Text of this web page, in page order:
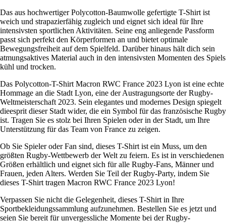
Das aus hochwertiger Polycotton-Baumwolle gefertigte T-Shirt ist
weich und strapazierfähig zugleich und eignet sich ideal für Ihre
intensivsten sportlichen Aktivitäten. Seine eng anliegende Passform
passt sich perfekt den Körperformen an und bietet optimale
Bewegungsfreiheit auf dem Spielfeld. Darüber hinaus hält dich sein
atmungsaktives Material auch in den intensivsten Momenten des Spiels
kühl und trocken.
Das Polycotton-T-Shirt Macron RWC France 2023 Lyon ist eine echte
Hommage an die Stadt Lyon, eine der Austragungsorte der Rugby-
Weltmeisterschaft 2023. Sein elegantes und modernes Design spiegelt
dieesprit dieser Stadt wider, die ein Symbol für das französische Rugby
ist. Tragen Sie es stolz bei Ihren Spielen oder in der Stadt, um Ihre
Unterstützung für das Team von France zu zeigen.
Ob Sie Spieler oder Fan sind, dieses T-Shirt ist ein Muss, um den
größten Rugby-Wettbewerb der Welt zu feiern. Es ist in verschiedenen
Größen erhältlich und eignet sich für alle Rugby-Fans, Männer und
Frauen, jeden Alters. Werden Sie Teil der Rugby-Party, indem Sie
dieses T-Shirt tragen Macron RWC France 2023 Lyon!
Verpassen Sie nicht die Gelegenheit, dieses T-Shirt in Ihre
Sportbekleidungssammlung aufzunehmen. Bestellen Sie es jetzt und
seien Sie bereit für unvergessliche Momente bei der Rugby-